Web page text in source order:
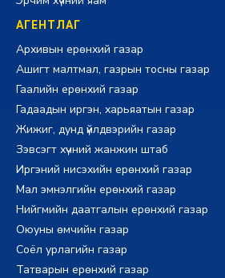
АГЕНТЛАГ
Архивын ерөнхий газар
Ашигт малтмал, газрын тосны газар
Гаалийн ерөнхий газар
Гадаадын иргэн, харьяатын газар
Жижиг, дунд үйлдвэрийн газар
Зэвсэгт хүчний жанжин штаб
Иргэний нисэхийн ерөнхий газар
Мал эмнэлгийн ерөнхий газар
Нийгмийн даатгалын ерөнхий газар
Оюуны өмчийн газар
Соёл урлагийн газар
Татварын ерөнхий газар